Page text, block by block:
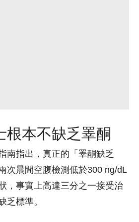
根本不缺乏睪酮
南指出，真正的「睪酮缺乏
次晨間空腹檢測低於300 ng/dL
，事實上高達三分之一接受治
乏標準。